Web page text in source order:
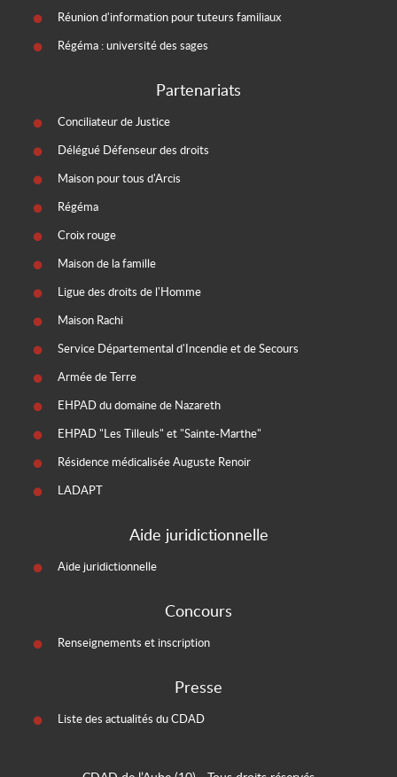
Réunion d'information pour tuteurs familiaux
Régéma : université des sages
Partenariats
Conciliateur de Justice
Délégué Défenseur des droits
Maison pour tous d'Arcis
Régéma
Croix rouge
Maison de la famille
Ligue des droits de l'Homme
Maison Rachi
Service Départemental d'Incendie et de Secours
Armée de Terre
EHPAD du domaine de Nazareth
EHPAD "Les Tilleuls" et "Sainte-Marthe"
Résidence médicalisée Auguste Renoir
LADAPT
Aide juridictionnelle
Aide juridictionnelle
Concours
Renseignements et inscription
Presse
Liste des actualités du CDAD